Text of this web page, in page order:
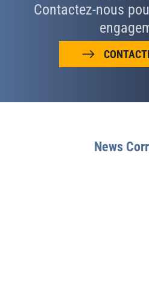
Contactez-nous
News